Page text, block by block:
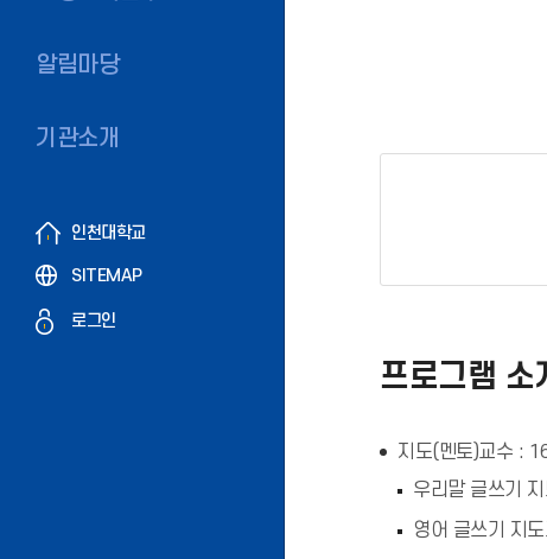
인천대학교
SITEMAP
로그인
알림마당
기관소개
프로그램 소
지도(멘토)교수 :
우리말 글쓰기
영어 글쓰기 지